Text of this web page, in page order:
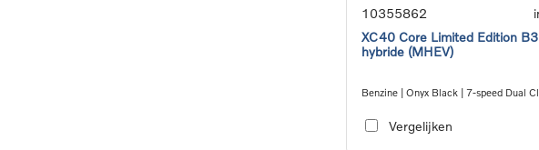
10355862
XC40 Core Limited Edition
hybride (MHEV)
Benzine | Onyx Black | 7-speed Dual
Vergelijken